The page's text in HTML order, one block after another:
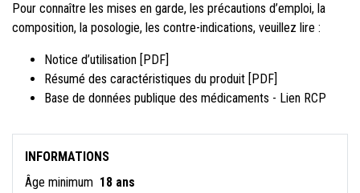
Pour connaître les mises en garde, les précautions d’emploi, la
composition, la posologie, les contre-indications, veuillez lire :
Notice d’utilisation [PDF]
Résumé des caractéristiques du produit [PDF]
Base de données publique des médicaments - Lien RCP
INFORMATIONS
Âge minimum 18 ans